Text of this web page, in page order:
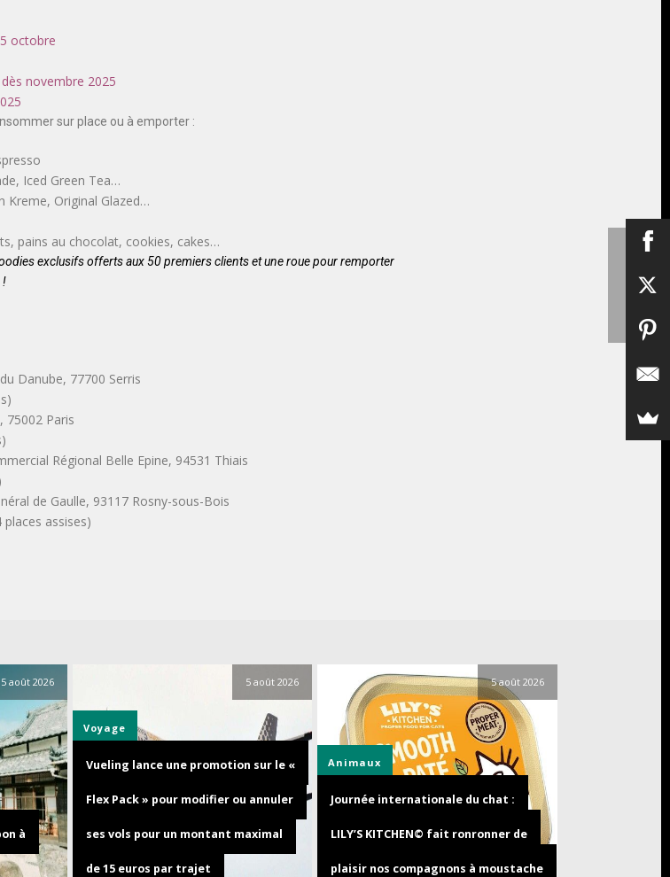
octobre
novembre 2025
sur place ou à emporter :
Iced Green Tea…
Kreme, Original Glazed…
pains au chocolat, cookies, cakes…
exclusifs offerts aux 50 premiers clients et une roue pour remporter
!
Danube, 77700 Serris
75002 Paris
Régional Belle Epine, 94531 Thiais
de Gaulle, 93117 Rosny-sous-Bois
assises)
5 août 2026
à
5 août 2026
Voyage
Vueling lance une promotion sur le «
Flex Pack » pour modifier ou annuler
ses vols pour un montant maximal
de 15 euros par trajet
5 août 2026
Animaux
Journée internationale du chat :
LILY’S KITCHEN© fait ronronner de
plaisir nos compagnons à moustache